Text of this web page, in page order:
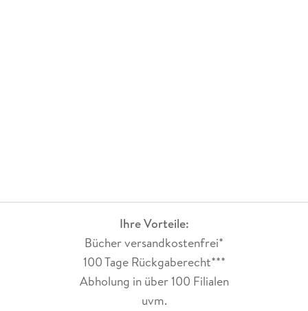
Ihre Vorteile:
Bücher versandkostenfrei*
100 Tage Rückgaberecht***
Abholung in über 100 Filialen
uvm.